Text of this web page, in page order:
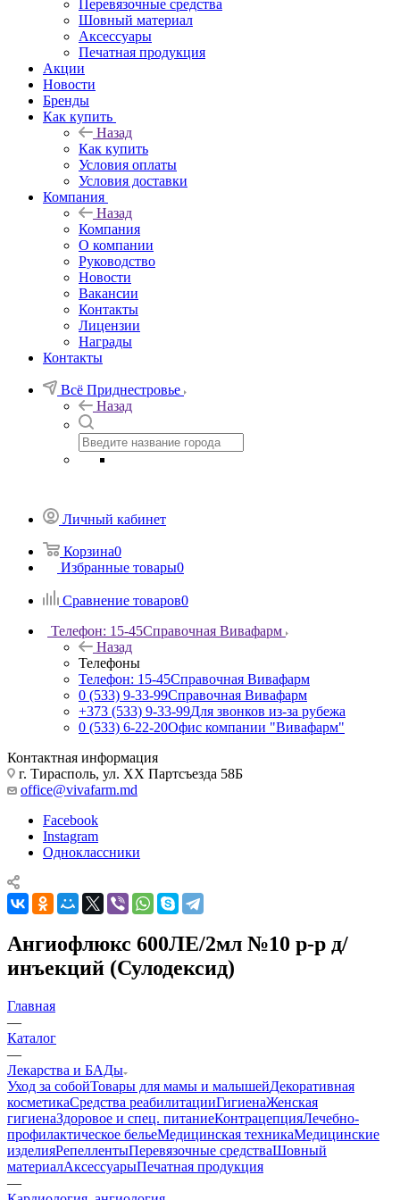
Перевязочные средства
Шовный материал
Аксессуары
Печатная продукция
Акции
Новости
Бренды
Как купить
Назад
Как купить
Условия оплаты
Условия доставки
Компания
Назад
Компания
О компании
Руководство
Новости
Вакансии
Контакты
Лицензии
Награды
Контакты
Всё Приднестровье
Назад
Личный кабинет
Корзина0
Избранные товары0
Сравнение товаров0
Телефон: 15-45Справочная Вивафарм
Назад
Телефоны
Телефон: 15-45Справочная Вивафарм
0 (533) 9-33-99Справочная Вивафарм
+373 (533) 9-33-99Для звонков из-за рубежа
0 (533) 6-22-20Офис компании "Вивафарм"
Контактная информация
г. Тирасполь, ул. ХХ Партсъезда 58Б
office@vivafarm.md
Facebook
Instagram
Одноклассники
Ангиофлюкс 600ЛЕ/2мл №10 р-р д/
инъекций (Сулодексид)
Главная
—
Каталог
—
Лекарства и БАДы
Уход за собойТовары для мамы и малышейДекоративная
косметикаСредства реабилитацииГигиенаЖенская
гигиенаЗдоровое и спец. питаниеКонтрацепцияЛечебно-
профилактическое бельеМедицинская техникаМедицинские
изделияРепеллентыПеревязочные средстваШовный
материалАксессуарыПечатная продукция
—